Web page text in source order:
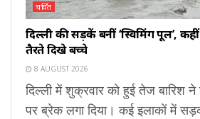
चर्चित
दिल्ली की सड़कें बनीं ‘स्विमिंग पूल’,
तैरते दिखे बच्चे
8 AUGUST 2026
दिल्ली में शुक्रवार को हुई तेज बारिश ने
पर ब्रेक लगा दिया। कई इलाकों में